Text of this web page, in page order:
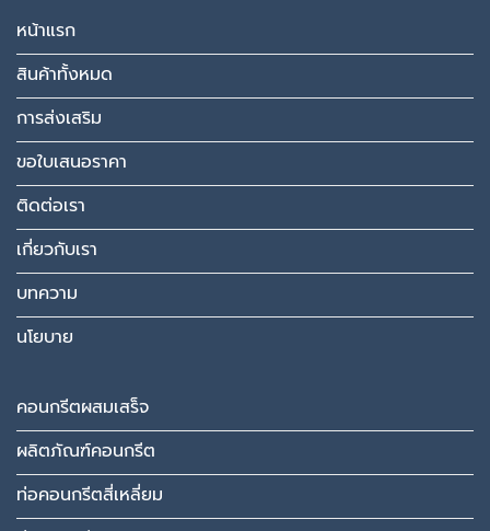
หน้าแรก
สินค้าทั้งหมด
การส่งเสริม
ขอใบเสนอราคา
ติดต่อเรา
เกี่ยวกับเรา
บทความ
นโยบาย
คอนกรีตผสมเสร็จ
ผลิตภัณฑ์คอนกรีต
ท่อคอนกรีตสี่เหลี่ยม